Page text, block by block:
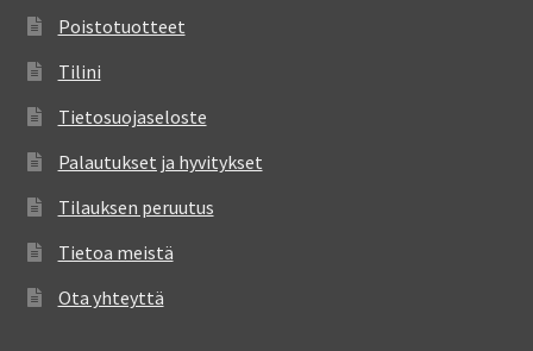
Poistotuotteet
Tilini
Tietosuojaseloste
Palautukset ja hyvitykset
Tilauksen peruutus
Tietoa meistä
Ota yhteyttä